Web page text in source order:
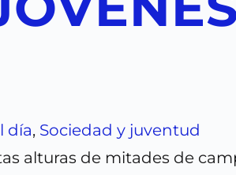
día, Sociedad y juventud
alturas de mitades de